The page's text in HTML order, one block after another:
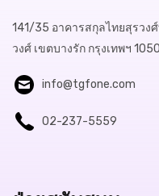
141/35 อาคารสกุลไทยสุรวง
วงศ์ เขตบางรัก กรุงเทพฯ
info@tgfone.com
02-237-5559